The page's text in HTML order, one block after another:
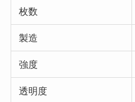
枚数
製造
強度
透明度